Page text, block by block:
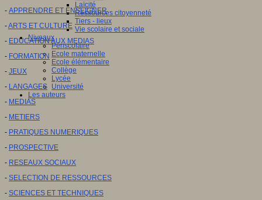
Laïcité
Ressources citoyenneté
Tiers - lieux
Vie scolaire et sociale
Niveaux
Périscolaire
Ecole maternelle
Ecole élémentaire
Collège
Lycée
Université
Les auteurs
- APPRENDRE ET ENSEIGNER
-ARTS ET CULTURE
- EDUCATION AUX MEDIAS
- FORMATION
- JEUX
- LANGAGES
- MEDIAS
- METIERS
- PRATIQUES NUMERIQUES
- PROSPECTIVE
- RESEAUX SOCIAUX
- SELECTION DE RESSOURCES
- SCIENCES ET TECHNIQUES